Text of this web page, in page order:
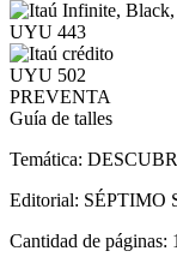
UYU 443
UYU 502
PREVENTA
Guía de talles
Temática:
Editorial: SÉPTIMO
Cantidad de páginas: